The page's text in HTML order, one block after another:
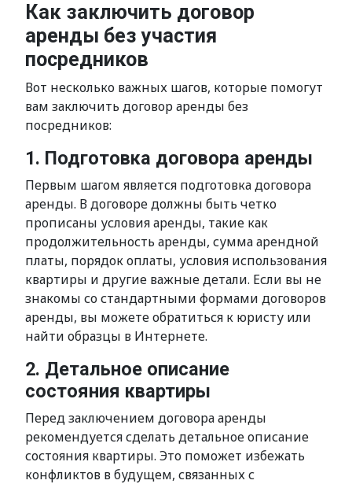
Как заключить договор
аренды без участия
посредников
Вот несколько важных шагов, которые помогут
вам заключить договор аренды без
посредников:
1. Подготовка договора аренды
Первым шагом является подготовка договора
аренды. В договоре должны быть четко
прописаны условия аренды, такие как
продолжительность аренды, сумма арендной
платы, порядок оплаты, условия использования
квартиры и другие важные детали. Если вы не
знакомы со стандартными формами договоров
аренды, вы можете обратиться к юристу или
найти образцы в Интернете.
2. Детальное описание
состояния квартиры
Перед заключением договора аренды
рекомендуется сделать детальное описание
состояния квартиры. Это поможет избежать
конфликтов в будущем, связанных с